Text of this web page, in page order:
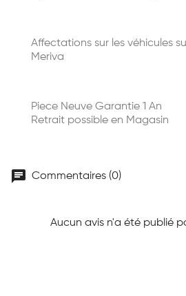
Affectations sur les véhicules
Meriva
Piece Neuve Garantie 1 An
Retrait possible en Magasin
chat Commentaires (0)
Aucun avis n'a été publié